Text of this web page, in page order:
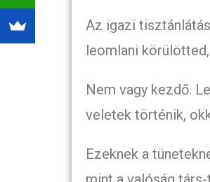
Az igazi
leomlani
Nem vagy kezdő.
veletek történik,
Ezeknek a